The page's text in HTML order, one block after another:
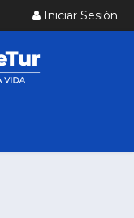
Iniciar Sesión